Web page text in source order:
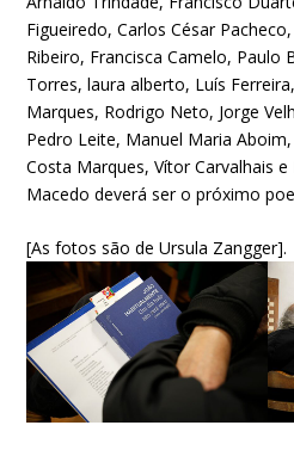
Figueiredo, Carlos César
Ribeiro, Francisca Camelo, Paulo
Torres, laura alberto, Luís
Marques, Rodrigo Neto, Jorge
Pedro Leite, Manuel Maria
Costa Marques, Vítor Carvalhais
Macedo deverá ser o próximo
[As fotos são de Ursula Zangger].